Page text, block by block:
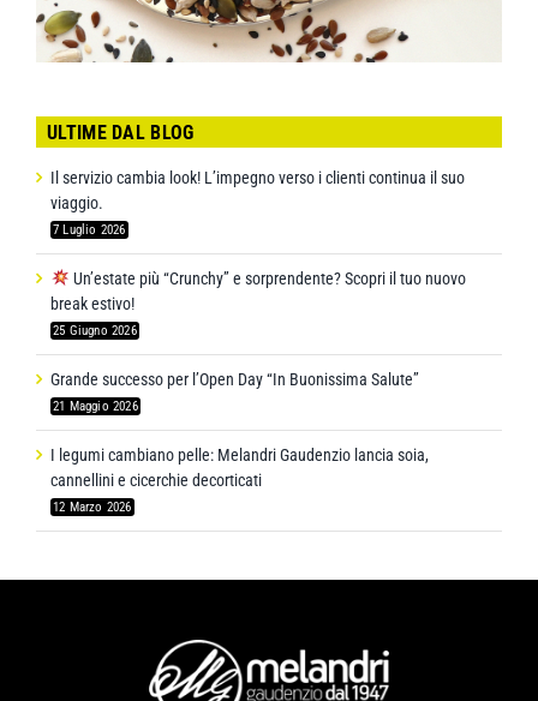
ULTIME DAL BLOG
Il servizio cambia look! L’impegno verso i clienti continua il suo
viaggio.
7 Luglio 2026
Un’estate più “Crunchy” e sorprendente? Scopri il tuo nuovo
break estivo!
25 Giugno 2026
Grande successo per l’Open Day “In Buonissima Salute”
21 Maggio 2026
I legumi cambiano pelle: Melandri Gaudenzio lancia soia,
cannellini e cicerchie decorticati
12 Marzo 2026